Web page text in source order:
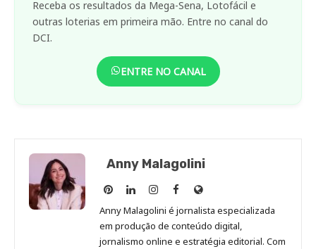
Receba os resultados da Mega-Sena, Lotofácil e
outras loterias em primeira mão. Entre no canal do
DCI.
ENTRE NO CANAL
Anny Malagolini
Anny
Malagolini
no
Pinterest
Anny
Malagolini
no
LinkedIn
Anny
Malagolini
no
Instagram
Anny
Malagolini
no
Facebook
Site
de
Anny
Malagolini
Anny Malagolini é jornalista especializada
em produção de conteúdo digital,
jornalismo online e estratégia editorial. Com